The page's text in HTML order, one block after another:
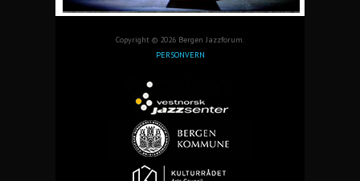
Copyright © 2026 Bergen Jazzforum.
PERSONVERN